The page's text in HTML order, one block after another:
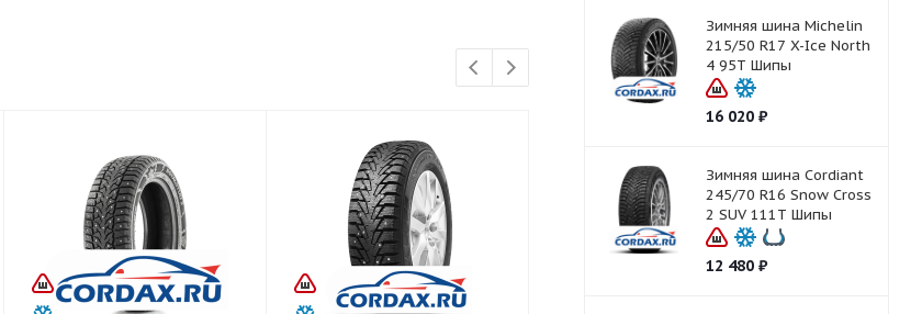
Зимняя шина Michelin
215/50 R17 X-Ice North
4 95T Шипы
16 020₽
Зимняя шина Cordiant
245/70 R16 Snow Cross
2 SUV 111T Шипы
12 480₽